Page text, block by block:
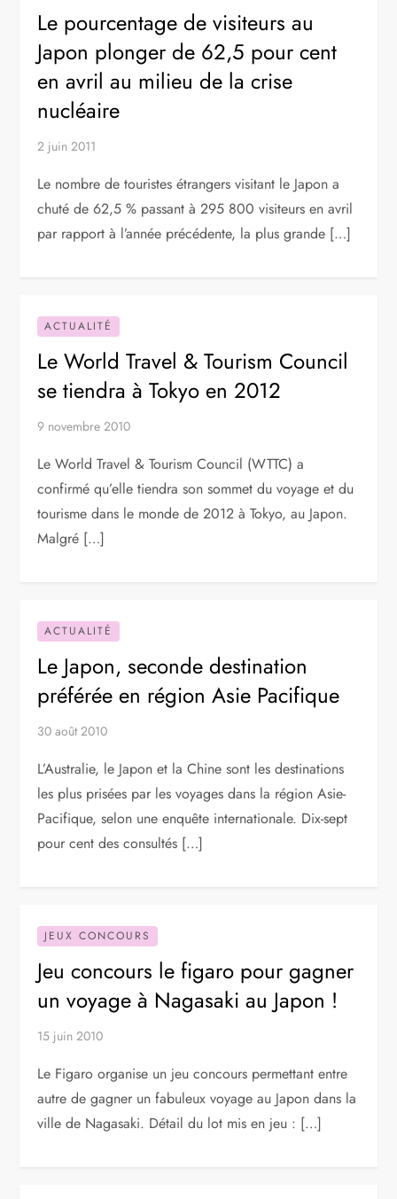
Le pourcentage de visiteurs au
Japon plonger de 62,5 pour cent
en avril au milieu de la crise
nucléaire
2 juin 2011
Le nombre de touristes étrangers visitant le Japon a
chuté de 62,5 % passant à 295 800 visiteurs en avril
par rapport à l’année précédente, la plus grande […]
ACTUALITÉ
Le World Travel & Tourism Council
se tiendra à Tokyo en 2012
9 novembre 2010
Le World Travel & Tourism Council (WTTC) a
confirmé qu’elle tiendra son sommet du voyage et du
tourisme dans le monde de 2012 à Tokyo, au Japon.
Malgré […]
ACTUALITÉ
Le Japon, seconde destination
préférée en région Asie Pacifique
30 août 2010
L’Australie, le Japon et la Chine sont les destinations
les plus prisées par les voyages dans la région Asie-
Pacifique, selon une enquête internationale. Dix-sept
pour cent des consultés […]
JEUX CONCOURS
Jeu concours le figaro pour gagner
un voyage à Nagasaki au Japon !
15 juin 2010
Le Figaro organise un jeu concours permettant entre
autre de gagner un fabuleux voyage au Japon dans la
ville de Nagasaki. Détail du lot mis en jeu : […]